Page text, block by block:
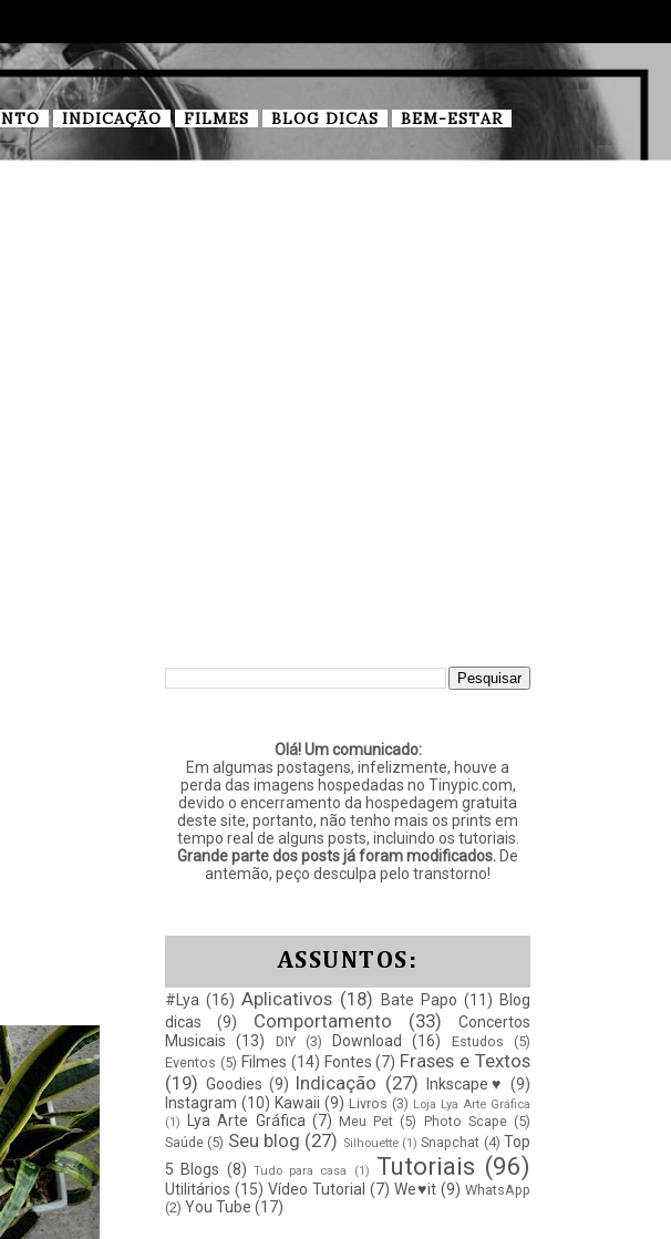
INDICAÇÃO FILMES BLOG DICAS BEM-ESTAR
Olá! Um comunicado:
Em algumas postagens, infelizmente, houve a
perda das imagens hospedadas no Tinypic.com,
devido o encerramento da hospedagem gratuita
deste site, portanto, não tenho mais os prints em
tempo real de alguns posts, incluindo os tutoriais.
Grande parte dos posts já foram modificados. De
antemão, peço desculpa pelo transtorno!
ASSUNTOS:
#Lya (16) Aplicativos (18) Bate Papo (11) Blog
dicas
(9) Comportamento (33)
Concertos
Musicais
(13) DIY (3) Download (16) Estudos
(5)
Eventos (5) Filmes (14) Fontes (7) Frases e Textos
(19) Goodies (9) Indicação (27) Inkscape♥ (9)
Instagram (10) Kawaii (9) Livros (3) Loja Lya Arte Gráfica
(1)
Lya Arte Gráfica (7) Meu Pet (5) Photo Scape (5)
Saúde (5) Seu blog (27) Silhouette (1) Snapchat (4) Top
5 Blogs (8) Tudo para casa (1) Tutoriais (96)
Utilitários (15) Vídeo Tutorial (7) We♥it (9) WhatsApp
(2) You Tube (17)